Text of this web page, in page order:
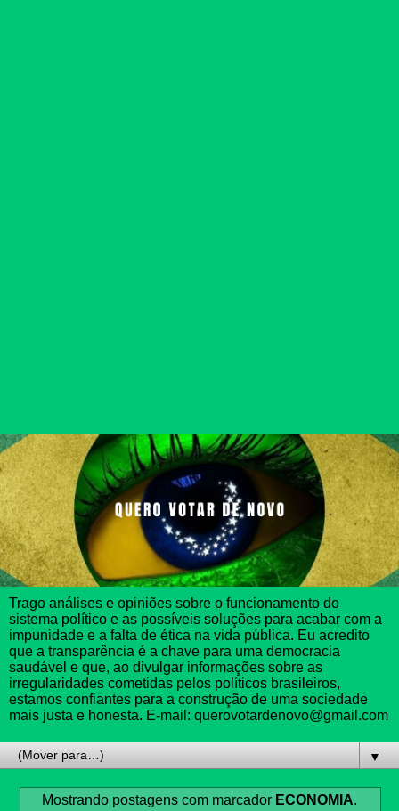
Trago análises e opiniões sobre o funcionamento do
sistema político e as possíveis soluções para acabar com a
impunidade e a falta de ética na vida pública. Eu acredito
que a transparência é a chave para uma democracia
saudável e que, ao divulgar informações sobre as
irregularidades cometidas pelos políticos brasileiros,
estamos confiantes para a construção de uma sociedade
mais justa e honesta. E-mail: querovotardenovo@gmail.com
▼
Mostrando postagens com marcador ECONOMIA.